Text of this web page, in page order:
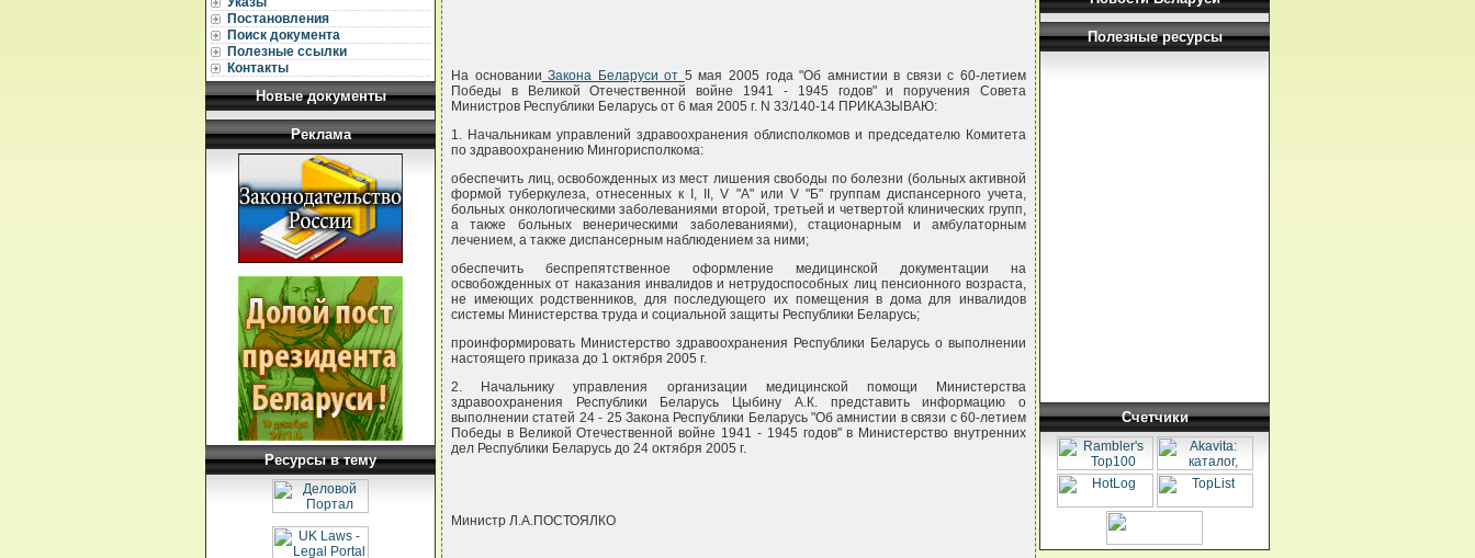
Постановления
Поиск документа
Полезные ссылки
Контакты
Новые документы
Реклама
Ресурсы в тему
На основании Закона Беларуси от 5 мая 2005 года "Об амнистии в связи с 60-летием
Победы в Великой Отечественной войне 1941 - 1945 годов" и поручения Совета
Министров Республики Беларусь от 6 мая 2005 г. N 33/140-14 ПРИКАЗЫВАЮ:
1. Начальникам управлений здравоохранения облисполкомов и председателю Комитета
по здравоохранению Мингорисполкома:
обеспечить лиц, освобожденных из мест лишения свободы по болезни (больных активной
формой туберкулеза, отнесенных к I, II, V "А" или V "Б" группам диспансерного учета,
больных онкологическими заболеваниями второй, третьей и четвертой клинических групп,
а также больных венерическими заболеваниями), стационарным и амбулаторным
лечением, а также диспансерным наблюдением за ними;
обеспечить беспрепятственное оформление медицинской документации на
освобожденных от наказания инвалидов и нетрудоспособных лиц пенсионного возраста,
не имеющих родственников, для последующего их помещения в дома для инвалидов
системы Министерства труда и социальной защиты Республики Беларусь;
проинформировать Министерство здравоохранения Республики Беларусь о выполнении
настоящего приказа до 1 октября 2005 г.
2. Начальнику управления организации медицинской помощи Министерства
здравоохранения Республики Беларусь Цыбину А.К. представить информацию о
выполнении статей 24 - 25 Закона Республики Беларусь "Об амнистии в связи с 60-летием
Победы в Великой Отечественной войне 1941 - 1945 годов" в Министерство внутренних
дел Республики Беларусь до 24 октября 2005 г.
Министр Л.А.ПОСТОЯЛКО
Полезные ресурсы
Счетчики